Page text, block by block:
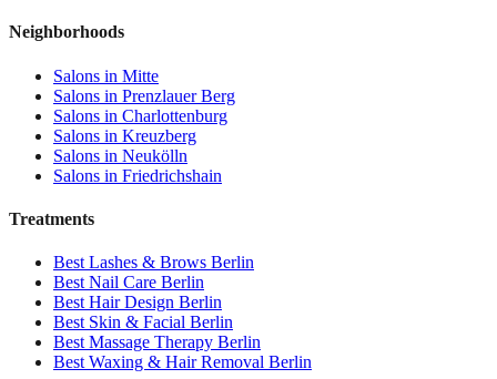
Neighborhoods
Salons in Mitte
Salons in Prenzlauer Berg
Salons in Charlottenburg
Salons in Kreuzberg
Salons in Neukölln
Salons in Friedrichshain
Treatments
Best Lashes & Brows Berlin
Best Nail Care Berlin
Best Hair Design Berlin
Best Skin & Facial Berlin
Best Massage Therapy Berlin
Best Waxing & Hair Removal Berlin